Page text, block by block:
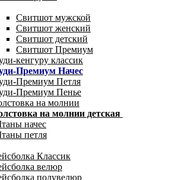
Свитшот мужской
Свитшот женский
Свитшот детский
Свитшот Премиум
кенгуру классик
Премиум Начес
Премиум Петля
Премиум Пенье
на молнии
на молнии детская
начес
петля
Классик
велюр
полувелюр